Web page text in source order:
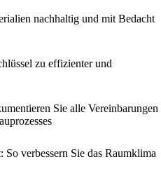
nachhaltig und mit Bedacht
zu effizienter und
Sie alle Vereinbarungen
verbessern Sie das Raumklima